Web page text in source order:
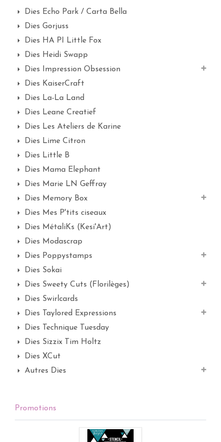
Dies Echo Park / Carta Bella
Dies Gorjuss
Dies HA PI Little Fox
Dies Heidi Swapp
Dies Impression Obsession
Dies KaiserCraft
Dies La-La Land
Dies Leane Creatief
Dies Les Ateliers de Karine
Dies Lime Citron
Dies Little B
Dies Mama Elephant
Dies Marie LN Geffray
Dies Memory Box
Dies Mes P'tits ciseaux
Dies MétaliKs (Kesi'Art)
Dies Modascrap
Dies Poppystamps
Dies Sokai
Dies Sweety Cuts (Florilèges)
Dies Swirlcards
Dies Taylored Expressions
Dies Technique Tuesday
Dies Sizzix Tim Holtz
Dies XCut
Autres Dies
Promotions